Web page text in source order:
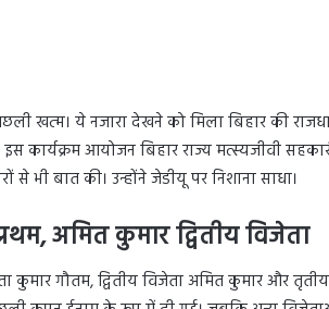
खत्म। ये नजारा देखने को मिला बिहार की
कार्यक्रम आयोजन बिहार राज्य मत्स्यजीवी
से भी बात की। उन्होंने जेडीयू पर निशाना साधा।
अमित कुमार द्वितीय विजेता
कुमार गौतम, द्वितीय विजेता अमित कुमार और